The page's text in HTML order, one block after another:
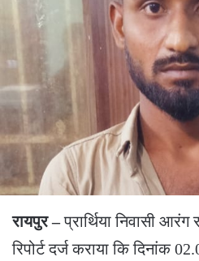
रायपुर –प्रार्थिया निवासी
रिपोर्ट दर्ज कराया कि दिनांक